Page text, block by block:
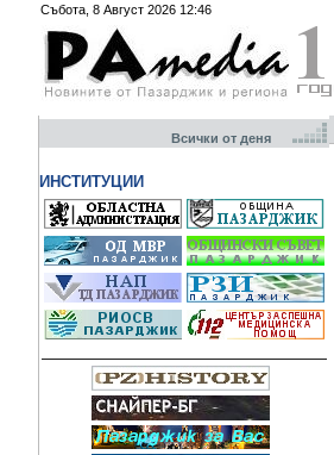
Събота, 8 Август 2026 12:46
Всички от деня
ИНСТИТУЦИИ